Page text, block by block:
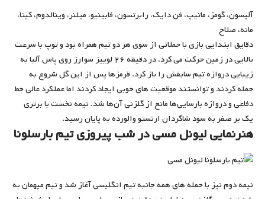
آلیسون، گومز، ماتیپ، فن دایک، رابرتسون، فابینیو، میلنر، وینالدوم، کیتا،
مانه، صلاح
دقایق ابتدایی بازی با حملاتی از سوی هر دو تیم همراه بود و توپ با سرعت
بالایی در زمین حرکت می کرد. در دقیقه ۲۶ لوییز سوارز روی پاس آلبا به
زیبایی دروازه تیم سابقش را باز کرد. قرمزها پس از این گل شروع به
حمله کردند و توانستند موقعیت های خوبی ایجاد کردند اما عملکرد عالی خط
دفاعی و دروازه بارسایی‌ها مانع از گلزنی آن‌ها شد. نیمه نخست با برتری
یک بر صفر به سود شاگردان ارنستو والورده به پایان رسید.
هنرنمایی لیونل مسی در شب پیروزی تیم بارسلونا
نیمه دوم نیز با حمله های همه جانبه تیم انگلیسی آغاز شد و تیم میهمان به